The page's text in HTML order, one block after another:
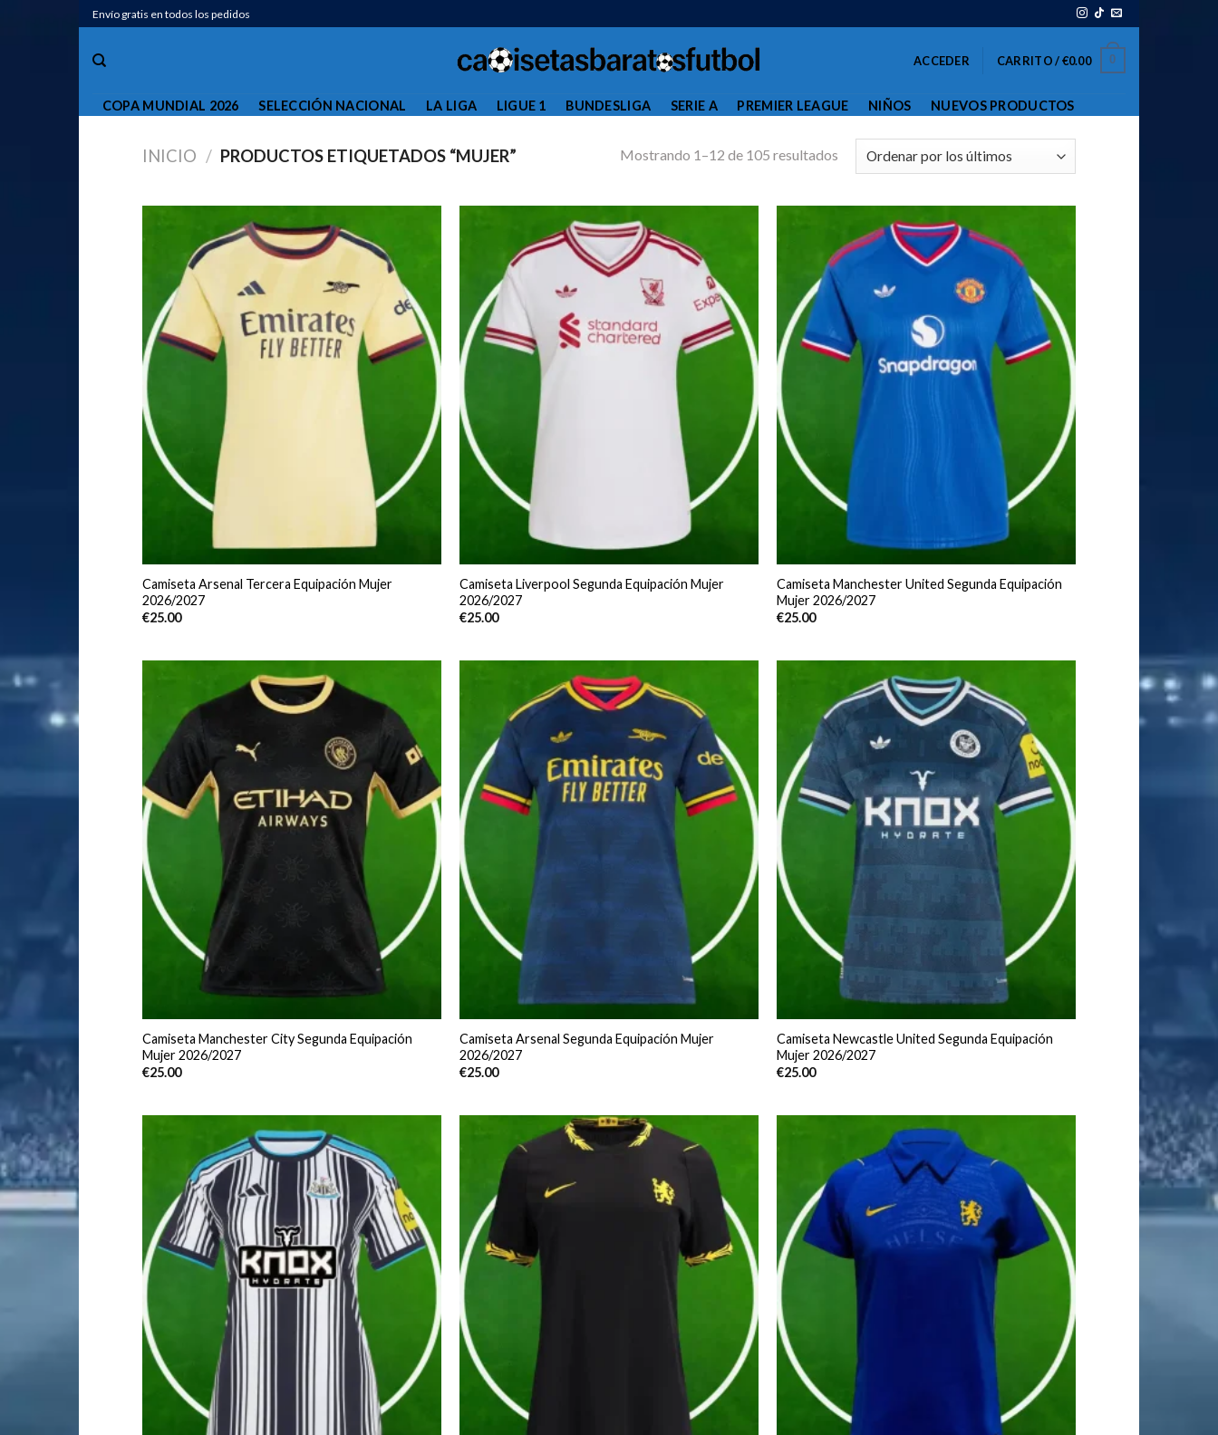
Saltar
al
contenido
Envío gratis en todos los pedidos
ACCEDER CARRITO /€0.00 0
COPA MUNDIAL 2026 SELECCIÓN NACIONAL LA LIGA LIGUE 1 BUNDESLIGA SERIE A PREMIER LEAGUE NIÑOS NUEVOS PRODUCTOS
INICIO / PRODUCTOS ETIQUETADOS “MUJER” Mostrando 1–12 de 105 resultados
Camiseta Arsenal Tercera Equipación Mujer
2026/2027
€25.00
Camiseta Liverpool Segunda Equipación Mujer
2026/2027
€25.00
Camiseta Manchester United Segunda Equipación
Mujer 2026/2027
€25.00
Camiseta Manchester City Segunda Equipación
Mujer 2026/2027
€25.00
Camiseta Arsenal Segunda Equipación Mujer
2026/2027
€25.00
Camiseta Newcastle United Segunda Equipación
Mujer 2026/2027
€25.00